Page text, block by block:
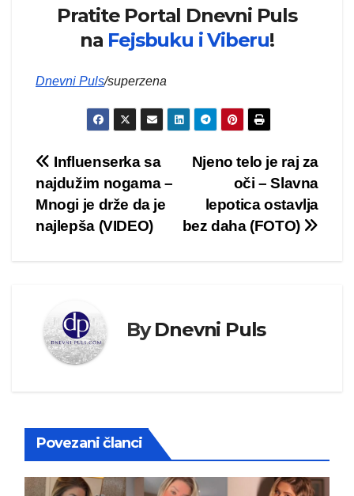
Pratite Portal Dnevni Puls
na Fejsbuku i Viberu!
Dnevni Puls/superzena
Kretanje
članka
Njeno telo je raj za
oči – Slavna
lepotica ostavlja
bez daha (FOTO)
Influenserka sa
najdužim nogama –
Mnogi je drže da je
najlepša (VIDEO)
ByDnevni Puls
Povezani članci